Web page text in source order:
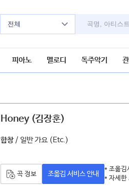
전체
피아노 멜로디 독주악기
Honey (김장훈)
합창/ 일반 가요 (Etc.)
곡 정보 조옮김 서비스 안내
* 조옮김
* 자세한